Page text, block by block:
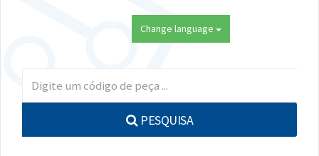
Change language
PESQUISA